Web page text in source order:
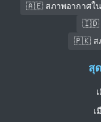
🇦🇪 สภาพอากาศใ
🇮🇩
🇵🇰 สภ
สุ
เ